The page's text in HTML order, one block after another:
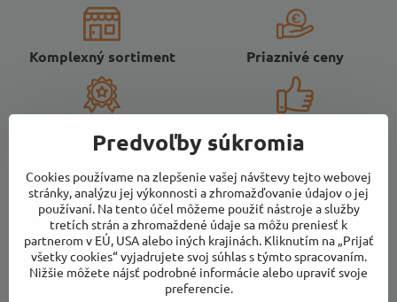
Komplexný sortiment Priaznivé ceny
potraviny
z ovocia
Newsletter
Odoberať naše novinky:
Predvoľby súkromia
Cookies používame na zlepšenie vašej návštevy tejto webovej
stránky, analýzu jej výkonnosti a zhromažďovanie údajov o jej
používaní. Na tento účel môžeme použiť nástroje a služby
tretích strán a zhromaždené údaje sa môžu preniesť k
partnerom v EÚ, USA alebo iných krajinách. Kliknutím na „Prijať
všetky cookies“ vyjadrujete svoj súhlas s týmto spracovaním.
Nižšie môžete nájsť podrobné informácie alebo upraviť svoje
preferencie.